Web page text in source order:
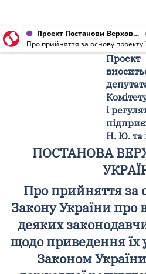
Проект Постанови Верховної Ради України від 03.03.2009 № 3277/П